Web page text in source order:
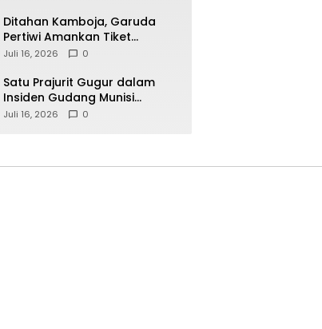
Ditahan Kamboja, Garuda
Pertiwi Amankan Tiket
Semifinal Piala AFF Putri 2026
Juli 16, 2026 0
Satu Prajurit Gugur dalam
Insiden Gudang Munisi
Madiun, TNI AD Dalami
Juli 16, 2026 0